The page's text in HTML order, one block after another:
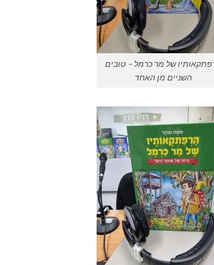
של מר כרמל – טובים
השניים מן האחד